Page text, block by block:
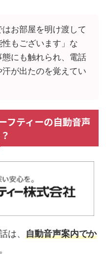
はお部屋を明け渡して
もございます」な
態にも触れられ、電話
が出たのを覚えてい
フティーの自動音声
は、 自動音声案内でか